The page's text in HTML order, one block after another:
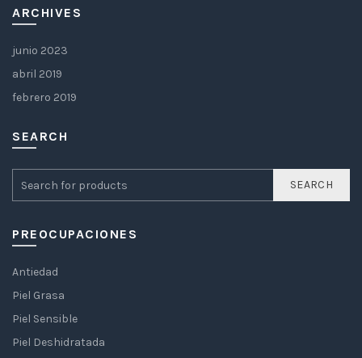
ARCHIVES
junio 2023
abril 2019
febrero 2019
SEARCH
SEARCH
PREOCUPACIONES
Antiedad
Piel Grasa
Piel Sensible
Piel Deshidratada